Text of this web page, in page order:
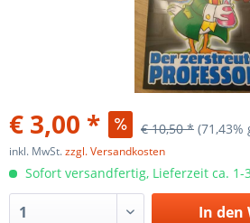
€ 3,00 * € 10,50 * (71,43%
inkl. MwSt.zzgl. Versandkosten
Sofort versandfertig, Lieferzeit ca. 1-
In den